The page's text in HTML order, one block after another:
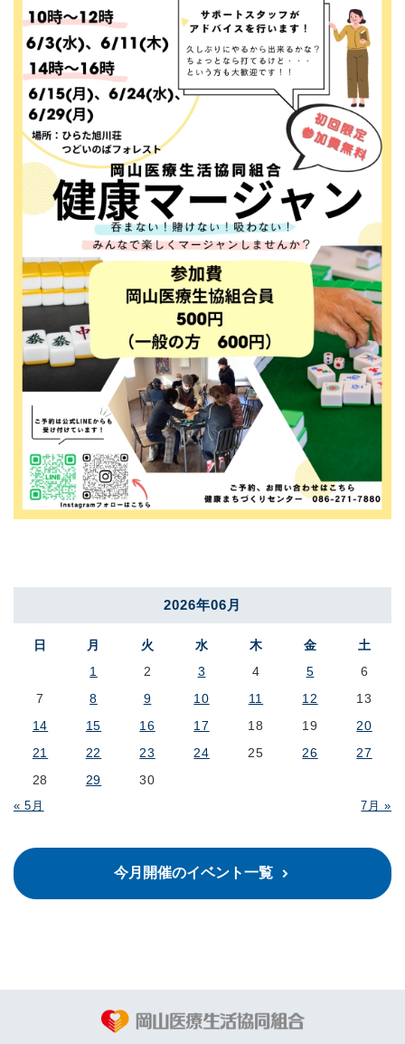
2026年06月
日 月 火 水 木 金 土
« 5月 7月 »
1 2 3 4 5
6
7
8 9 10 11 12
13
14
15 16 17 18 19
20
21
22 23 24 25 26
27
28
29 30
今月開催のイベント一覧